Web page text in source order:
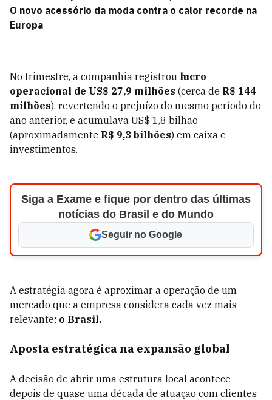
O novo acessório da moda contra o calor recorde na
Europa
No trimestre, a companhia registrou lucro
operacional de US$ 27,9 milhões (cerca de R$ 144
milhões), revertendo o prejuízo do mesmo período do
ano anterior, e acumulava US$ 1,8 bilhão
(aproximadamente R$ 9,3 bilhões) em caixa e
investimentos.
Siga a Exame e fique por dentro das últimas
notícias do Brasil e do Mundo
Seguir no Google
A estratégia agora é aproximar a operação de um
mercado que a empresa considera cada vez mais
relevante: o Brasil.
Aposta estratégica na expansão global
A decisão de abrir uma estrutura local acontece
depois de quase uma década de atuação com clientes